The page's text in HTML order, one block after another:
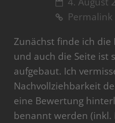
Permalink
Zunächst finde ich
und auch die Seite ist
aufgebaut. Ich
Nachvollziehbarkeit
eine Bewertung
benannt werden (inkl.